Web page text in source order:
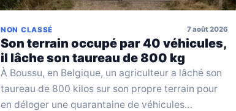
NON CLASSÉ 7 août 2026
Son terrain occupé par 40 véhicules,
il lâche son taureau de 800 kg
À Boussu, en Belgique, un agriculteur a lâché son
taureau de 800 kilos sur son propre terrain pour
en déloger une quarantaine de véhicules…